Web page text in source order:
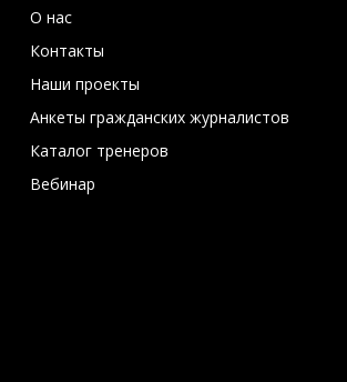
О нас
Контакты
Наши проекты
Анкеты гражданских журналистов
Каталог тренеров
Вебинар